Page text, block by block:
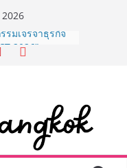
รมเจรจาธุรกิจ
2026” ยก
มาลัย และสังฆ
ลือกซื้อมาลัย
แม่ เปิดให้
วโมง
เผยวิสัย